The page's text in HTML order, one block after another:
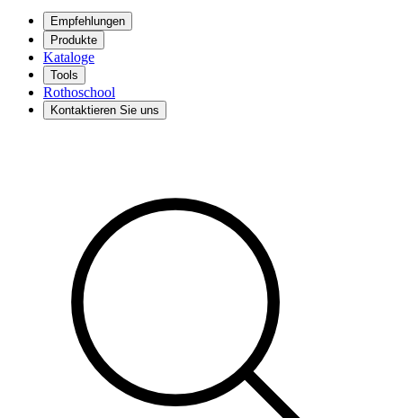
Empfehlungen
Produkte
Kataloge
Tools
Rothoschool
Kontaktieren Sie uns